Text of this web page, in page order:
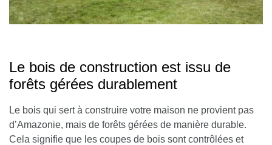
Le bois de construction est issu de
forêts gérées durablement
Le bois qui sert à construire votre maison ne provient pas
d’Amazonie, mais de forêts gérées de manière durable.
Cela signifie que les coupes de bois sont contrôlées et